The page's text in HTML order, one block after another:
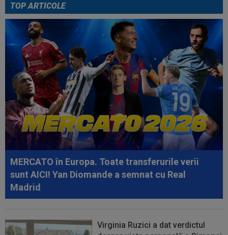
16:46
Surpriză uriașă: Kylian Mbappe semnează!
”Acordul se încheie acum! O schimbare...
17:51 LIVE VIDEO&SCORE
Chindia - Metaloglobus
2-0, DGS 1. Purece a ratat un penalty! Doi eliminați...
17:40
Răsturnare de situație! Julian Alvarez se duce
la Madrid și cere oficial...
17:34 FOTO
Lovitură de teatru: așteptată în rochie
de mireasă lângă Ronaldo, Georgina a...
17:29
Dramatic! Ce a făcut KuPS înaintea returului cu
Universitatea Craiova din...
16:57 EXCLUSIV
Promisiunea pe care i-a făcut-o
Ioan Varga lui Marius Șumudică
TOP ARTICOLE
MERCATO în Europa. Toate transferurile verii
sunt AICI! Yan Diomande a semnat cu Real
Madrid
Virginia Ruzici a dat verdictul